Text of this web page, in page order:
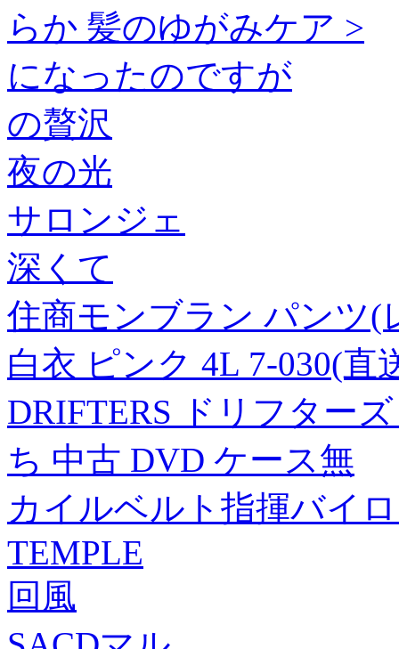
らか 髪のゆがみケア >
になったのですが
の贅沢
夜の光
サロンジェ
深くて
住商モンブラン パンツ(
白衣 ピンク 4L 7-030(直
DRIFTERS ドリフター
ち 中古 DVD ケース無
カイルベルト指揮バイ
TEMPLE
回風